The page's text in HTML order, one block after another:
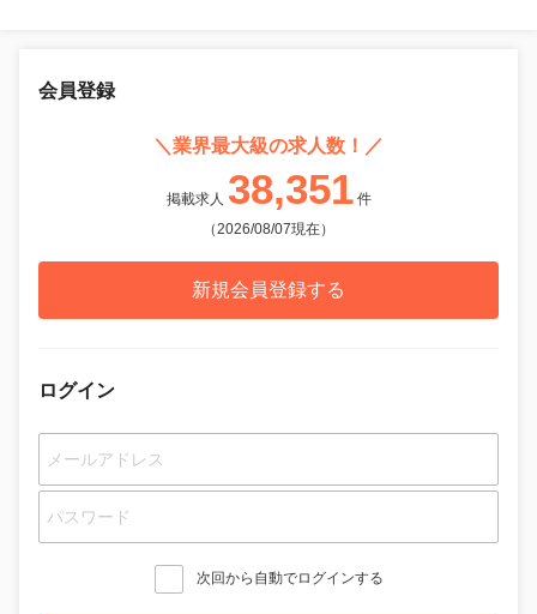
会員登録
＼業界最大級の求人数！／
掲載求人 38,351件
（2026/08/07現在）
新規会員登録する
ログイン
次回から自動でログインする